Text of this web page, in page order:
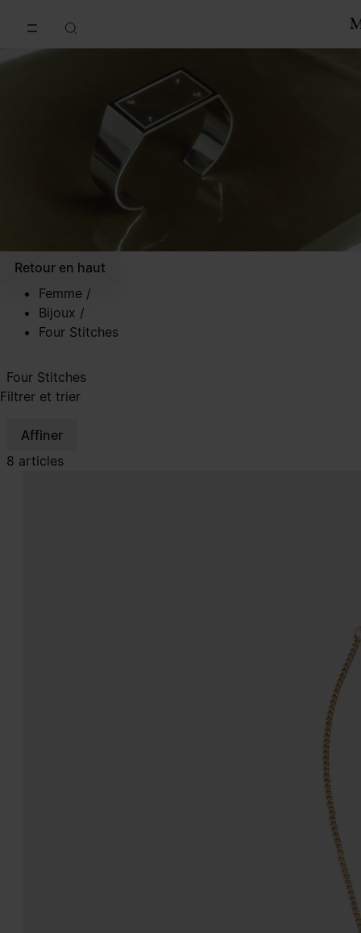
Retour en haut
Femme /
Bijoux /
Four Stitches
Four Stitches
Filtrer et trier
Affiner
8 articles